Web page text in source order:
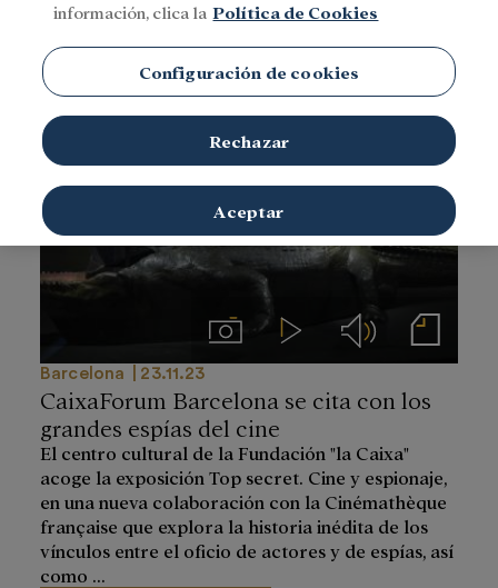
ImágenesVideos Audios Notas de prensa
Barcelona 23.11.23
CaixaForum Barcelona se cita con los
grandes espías del cine
El centro cultural de la Fundación "la Caixa"
acoge la exposición Top secret. Cine y espionaje,
en una nueva colaboración con la Cinémathèque
française que explora la historia inédita de los
vínculos entre el oficio de actores y de espías, así
como ...
información, clica la Política de Cookies
Configuración de cookies
Rechazar
Aceptar